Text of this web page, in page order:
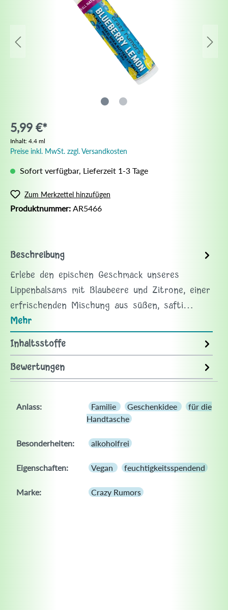
5,99 €*
Inhalt: 4.4 ml
Preise inkl. MwSt. zzgl. Versandkosten
Sofort verfügbar, Lieferzeit 1-3 Tage
Zum Merkzettel hinzufügen
Produktnummer: AR5466
Beschreibung
Erlebe den epischen Geschmack unseres
Lippenbalsams mit Blaubeere und Zitrone, einer
erfrischenden Mischung aus süßen, safti…
Mehr
Inhaltsstoffe
Bewertungen
Anlass: Familie Geschenkidee
für die
Handtasche
Besonderheiten: alkoholfrei
Eigenschaften: Vegan feuchtigkeitsspendend
Marke: Crazy Rumors